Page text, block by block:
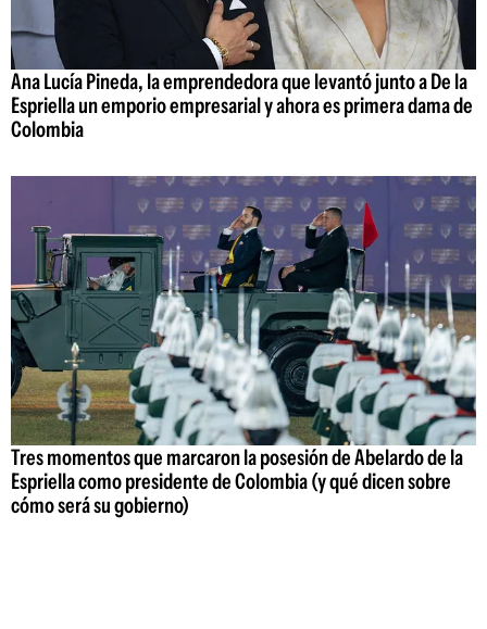
Ana Lucía Pineda, la emprendedora que levantó junto a De la
Espriella un emporio empresarial y ahora es primera dama de
Colombia
Tres momentos que marcaron la posesión de Abelardo de la
Espriella como presidente de Colombia (y qué dicen sobre
cómo será su gobierno)